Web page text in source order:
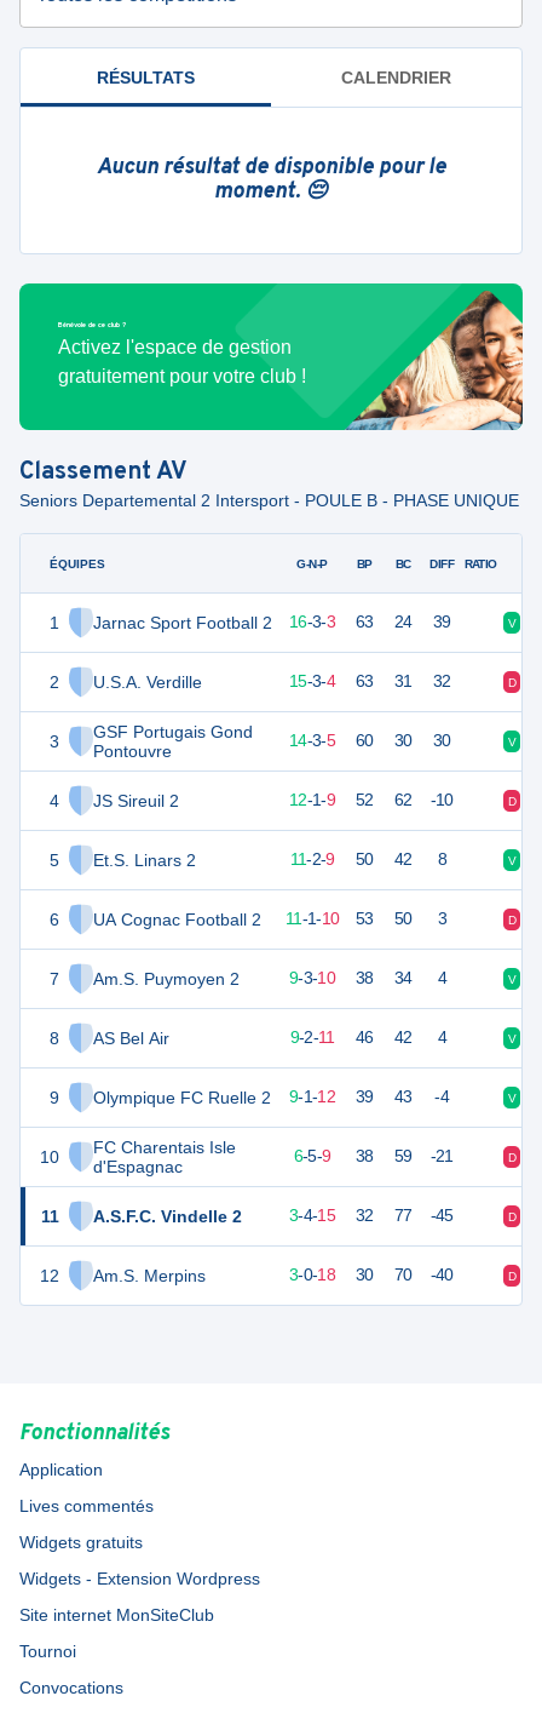
RÉSULTATS CALENDRIER
Aucun résultat de disponible pour le
moment. 😔
Bénévole de ce club ?
Activez l'espace de gestion
gratuitement pour votre club !
ClassementAV
Seniors Departemental 2 Intersport - POULE B - PHASE UNIQUE
ÉQUIPES
1 Jarnac Sport Football 2
2 U.S.A. Verdille
3
GSF Portugais Gond
Pontouvre
4 JS Sireuil 2
5 Et.S. Linars 2
6 UA Cognac Football 2
7 Am.S. Puymoyen 2
8 AS Bel Air
9 Olympique FC Ruelle 2
10
FC Charentais Isle
d'Espagnac
11 A.S.F.C. Vindelle 2
12 Am.S. Merpins
G-N-P BP BC DIFF RATIO
51 22 16-3-3 63 24 39 V
15-3-4 63 31 32 D
45 22 14-3-5 60 30 30 V
12-1-9 52 62 -10 D
11-2-9 50 42 8 V
33 22 11-1-10 53 50 3 D
30 9-3-10 38 34 4 V
9-2-11 46 42 4 V
27 22 9-1-12 39 43 -4 V
20 6-5-9 38 59 -21 D
12 3-4-15 32 77 -45 D
3-0-18 30 70 -40 D
Fonctionnalités
Application
Lives commentés
Widgets gratuits
Widgets - Extension Wordpress
Site internet MonSiteClub
Tournoi
Convocations